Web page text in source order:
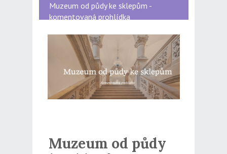
Muzeum od půdy ke sklepům -
komentovaná prohlídka
Muzeum od půdy